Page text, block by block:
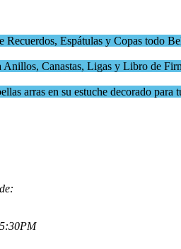
Recuerdos, Espátulas y Copas todo
Anillos, Canastas, Ligas y Libro de
arras en su estuche decorado para